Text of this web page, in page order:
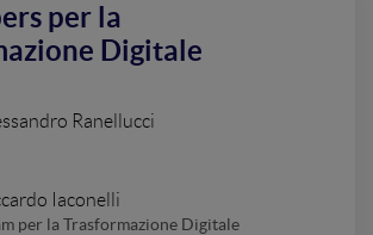
per la
Digitale
Ranellucci
Iaconelli
per la Trasformazione Digitale